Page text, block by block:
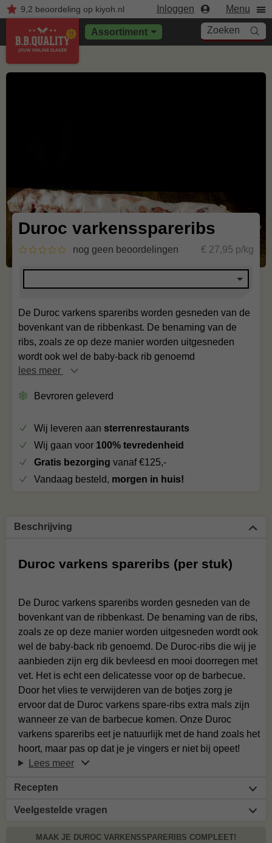
9,2 beoordelingop kiyoh.nl Inloggen Menu
Assortiment Zoeken
Duroc varkensspareribs
nog geen beoordelingen € 27,95 p/kg
De Duroc varkens spareribs worden gesneden van de
bovenkant van de ribbenkast. De benaming van de
ribs, zoals ze op deze manier worden uitgesneden
wordt ook wel de baby-back rib genoemd
lees meer
Bevroren geleverd
Wij leveren aan sterrenrestaurants
Wij gaan voor 100% tevredenheid
Gratis bezorging vanaf €125,-
Vandaag besteld, morgen in huis!
Beschrijving
Duroc varkens spareribs (per stuk)
De Duroc varkens spareribs worden gesneden van de
bovenkant van de ribbenkast. De benaming van de ribs,
zoals ze op deze manier worden uitgesneden wordt ook
wel de baby-back rib genoemd. De Duroc-ribs die wij je
aanbieden zijn erg dik bevleesd en mooi doorregen met
vet. Het is echt een delicatesse voor op de barbecue.
Door het vlies te verwijderen van de botjes zorg je
ervoor dat de Duroc varkens spare-ribs extra mals zijn
wanneer ze van de barbecue komen. Onze Duroc
varkens spareribs eet je natuurlijk met de hand zoals het
hoort, maar pas op dat je je vingers er niet bij opeet!
Lees meer
Recepten
Veelgestelde vragen
MAAK JE DUROC VARKENSSPARERIBS COMPLEET!